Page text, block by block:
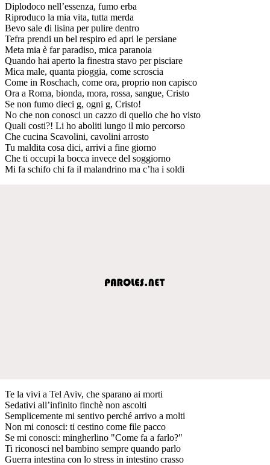
Diplodoco nell’essenza, fumo erba
Riproduco la mia vita, tutta merda
Bevo sale di lisina per pulire dentro
Tefra prendi un bel respiro ed apri le persiane
Meta mia è far paradiso, mica paranoia
Quando hai aperto la finestra stavo per pisciare
Mica male, quanta pioggia, come scroscia
Come in Roschach, come ora, proprio non capisco
Ora a Roma, bionda, mora, rossa, sangue, Cristo
Se non fumo dieci g, ogni g, Cristo!
No che non conosci un cazzo di quello che ho visto
Quali costi?! Li ho aboliti lungo il mio percorso
Che cucina Scavolini, cavolini arrosto
Tu maldita cosa dici, arrivi a fine giorno
Che ti occupi la bocca invece del soggiorno
Mi fa schifo chi fa il malandrino ma c’ha i soldi
Te la vivi a Tel Aviv, che sparano ai morti
Sedativi all’infinito finchè non ascolti
Semplicemente mi sentivo perché arrivo a molti
Non mi conosci: ti cestino come file pacco
Se mi conosci: mingherlino "Come fa a farlo?"
Ti riconosci nel bambino sempre quando parlo
Guerra intestina con lo stress in intestino crasso